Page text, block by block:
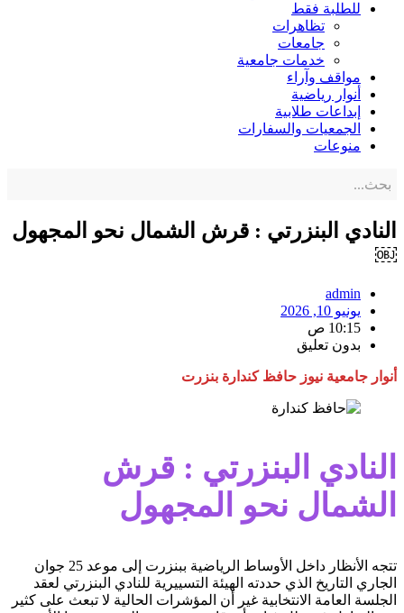
للطلبة فقط
تظاهرات
جامعات
خدمات جامعية
مواقف وآراء
أنوار رياضية
إبداعات طلابية
الجمعيات والسفارات
منوعات
النادي البنزرتي : قرش الشمال نحو المجهول
￼
admin
يونيو 10, 2026
10:15 ص
بدون تعليق
أنوار جامعية نيوز حافظ كندارة بنزرت
النادي البنزرتي : قرش
الشمال نحو المجهول
تتجه الأنظار داخل الأوساط الرياضية ببنزرت إلى موعد 25 جوان
الجاري التاريخ الذي حددته الهيئة التسييرية للنادي البنزرتي لعقد
الجلسة العامة الانتخابية غير أن المؤشرات الحالية لا تبعث على كثير